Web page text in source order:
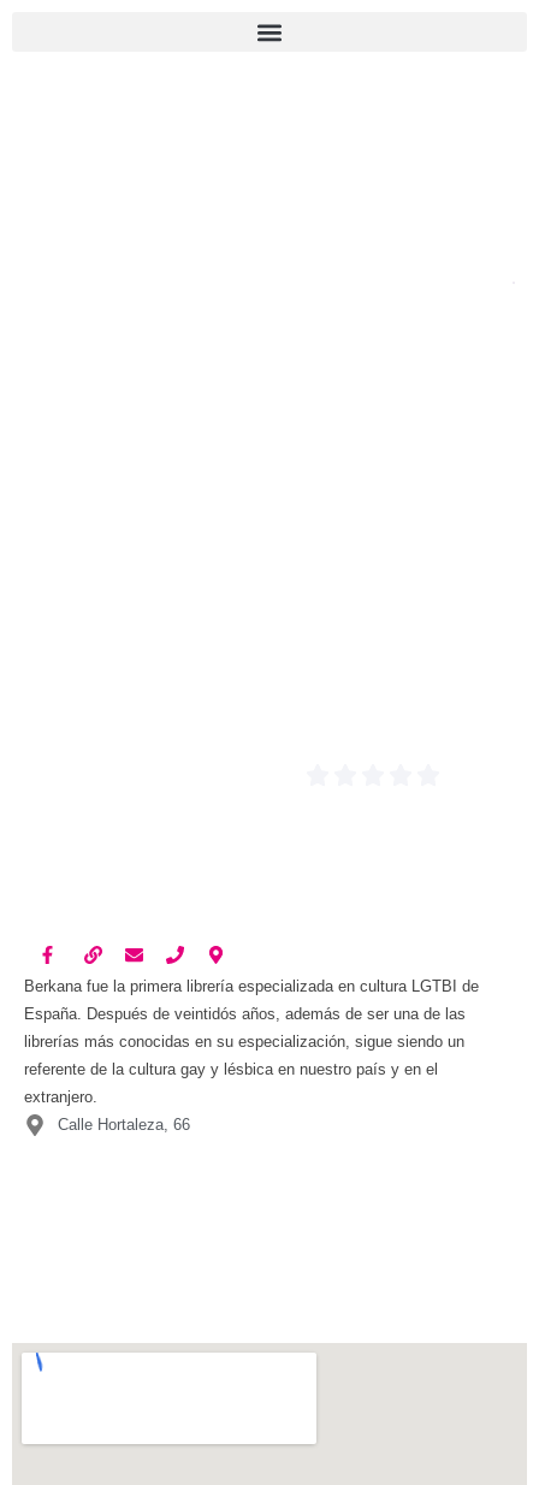
Berkana fue la primera librería especializada en cultura LGTBI de
España. Después de veintidós años, además de ser una de las
librerías más conocidas en su especialización, sigue siendo un
referente de la cultura gay y lésbica en nuestro país y en el
extranjero.
Calle Hortaleza, 66